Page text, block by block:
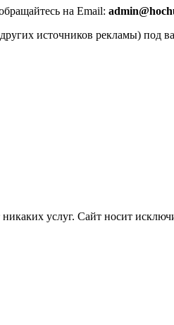
на Email: a
источников рекламы) под
услуг. Сайт носит